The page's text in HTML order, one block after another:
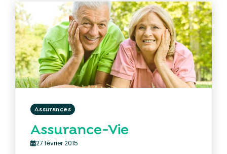
Assurances
Assurance-Vie
27 février 2015